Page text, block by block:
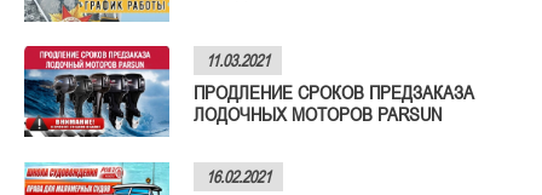
11.03.2021
ПРОДЛЕНИЕ СРОКОВ ПРЕДЗАКАЗА
ЛОДОЧНЫХ МОТОРОВ PARSUN
16.02.2021